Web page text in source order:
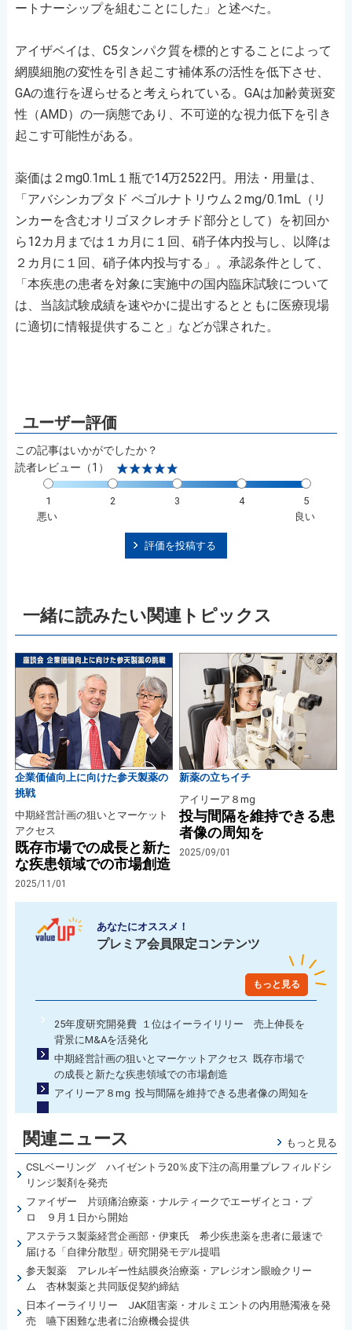
ートナーシップを組むことにした」と述べた。
アイザベイは、C5タンパク質を標的とすることによって
網膜細胞の変性を引き起こす補体系の活性を低下させ、
GAの進行を遅らせると考えられている。GAは加齢黄斑変
性（AMD）の一病態であり、不可逆的な視力低下を引き
起こす可能性がある。
薬価は２mg0.1mL１瓶で14万2522円。用法・用量は、
「アバシンカプタド ペゴルナトリウム２mg/0.1mL（リ
ンカーを含むオリゴヌクレオチド部分として）を初回か
ら12カ月までは１カ月に１回、硝子体内投与し、以降は
２カ月に１回、硝子体内投与する」。承認条件として、
「本疾患の患者を対象に実施中の国内臨床試験について
は、当該試験成績を速やかに提出するとともに医療現場
に適切に情報提供すること」などが課された。
この記事はいかがでしたか？
読者レビュー（1）
1 2 3 4
5
悪い
良い
評価を投稿する
一緒に読みたい関連トピックス
企業価値向上に向けた参天製薬の
挑戦
中期経営計画の狙いとマーケット
アクセス
既存市場での成長と新た
な疾患領域での市場創造
2025/11/01
新薬の立ちイチ
アイリーア８mg
投与間隔を維持できる患
者像の周知を
2025/09/01
あなたにオススメ！
プレミア会員限定コンテンツ
もっと見る
25年度研究開発費 １位はイーライリリー 売上伸長を
背景にM&Aを活発化
中期経営計画の狙いとマーケットアクセス 既存市場で
の成長と新たな疾患領域での市場創造
アイリーア８mg 投与間隔を維持できる患者像の周知を
関連ニュース もっと見る
CSLベーリング ハイゼントラ20％皮下注の高用量プレフィルドシ
リンジ製剤を発売
ファイザー 片頭痛治療薬・ナルティークでエーザイとコ・プ
ロ ９月１日から開始
アステラス製薬経営企画部・伊東氏 希少疾患薬を患者に最速で
届ける「自律分散型」研究開発モデル提唱
参天製薬 アレルギー性結膜炎治療薬・アレジオン眼瞼クリー
ム 杏林製薬と共同販促契約締結
日本イーライリリー JAK阻害薬・オルミエントの内用懸濁液を発
売 嚥下困難な患者に治療機会提供